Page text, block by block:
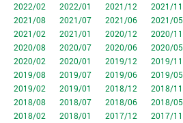
2022/02
2022/01 2021/12 2021/11
2021/08
2021/07 2021/06 2021/05
2021/02
2021/01 2020/12 2020/11
2020/08
2020/07 2020/06 2020/05
2020/02
2020/01 2019/12 2019/11
2019/08
2019/07 2019/06 2019/05
2019/02
2019/01 2018/12 2018/11
2018/08
2018/07 2018/06 2018/05
2018/02
2018/01 2017/12 2017/11